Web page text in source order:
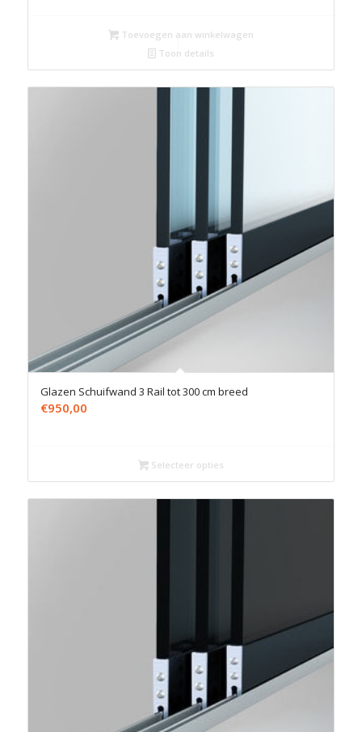
Toevoegen aan winkelwagen
Toon details
Glazen Schuifwand 3 Rail tot 300 cm breed
€950,00
Selecteer opties